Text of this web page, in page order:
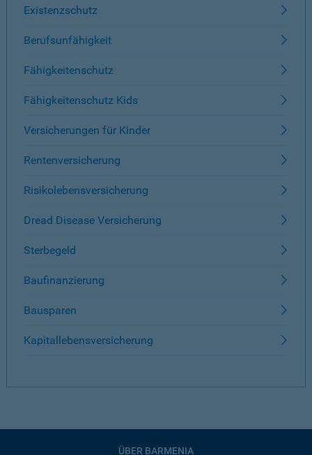
Existenzschutz
Berufsunfähigkeit
Fähigkeitenschutz
Fähigkeitenschutz Kids
Versicherungen für Kinder
Rentenversicherung
Risikolebensversicherung
Dread Disease Versicherung
Sterbegeld
Baufinanzierung
Bausparen
Kapitallebensversicherung
ÜBER BARMENIA